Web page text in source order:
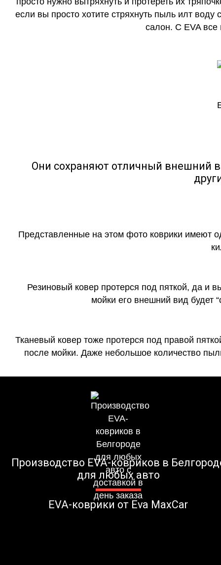
если вы просто хотите стряхнуть пыль илт воду
салон. С EVA все
Они сохраняют отличный внешний
Представленные на этом фото коврики имеют
Резиновый ковер протерся под пяткой, да и
мойки его внешний вид будет
Тканевый ковер тоже протерся под правой
после мойки. Даже небольшое количество
Производство EVA-ковриков в
для любых авто
EVA-коврики от Eva MaxCar